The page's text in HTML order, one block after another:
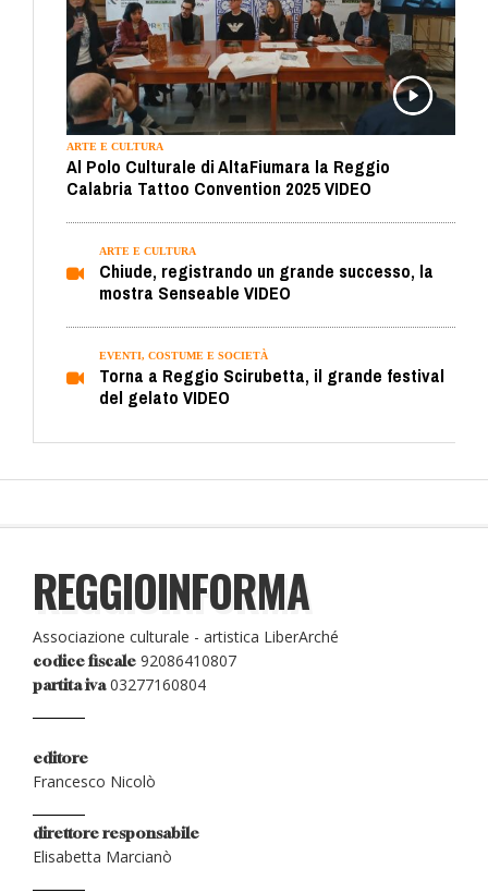
ARTE E CULTURA
Al Polo Culturale di AltaFiumara la Reggio
Calabria Tattoo Convention 2025 VIDEO
ARTE E CULTURA
Chiude, registrando un grande successo, la
mostra Senseable VIDEO
EVENTI, COSTUME E SOCIETÀ
Torna a Reggio Scirubetta, il grande festival
del gelato VIDEO
REGGIOINFORMA
Associazione culturale - artistica LiberArché
codice fiscale 92086410807
partita iva03277160804
editore
Francesco Nicolò
direttore responsabile
Elisabetta Marcianò